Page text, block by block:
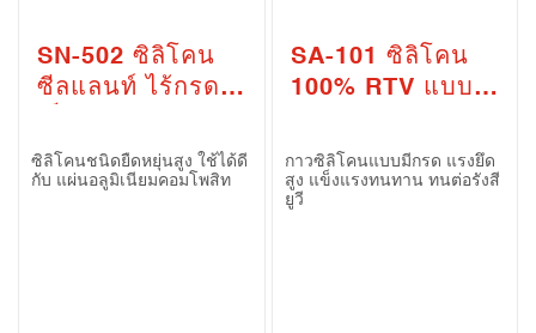
SN-502 ซิลิโคน
ซีลแลนท์ ไร้กรด
ยืดหยุ่นสูง (SN-
502 All Weather
ซิลิโคนชนิดยืดหยุ่นสูง ใช้ได้ดี
กับ แผ่นอลูมิเนียมคอมโพสิท
SA-101 ซิลิโคน
100% RTV แบบมี
100% RTV
Acetic Silicone
Sealant)
กาวซิลิโคนแบบมีกรด แรงยึด
สูง แข็งแรงทนทาน ทนต่อรังสี
ยูวี